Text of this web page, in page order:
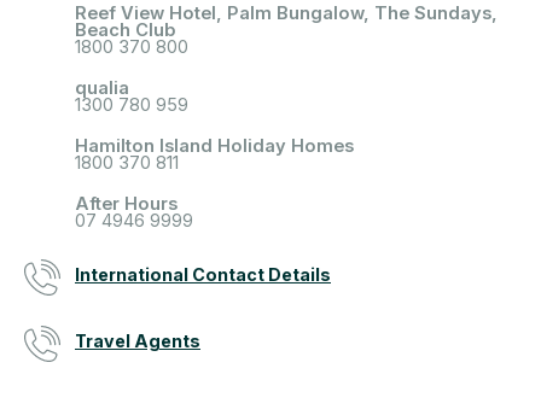
Reef View Hotel, Palm Bungalow, The Sundays,
Beach Club
1800 370 800
qualia
1300 780 959
Hamilton Island Holiday Homes
1800 370 811
After Hours
07 4946 9999
International Contact Details
Travel Agents